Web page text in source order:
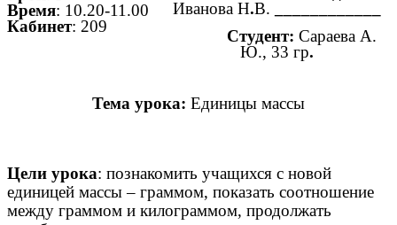
Время: 10.20-11.00
Кабинет: 209
Иванова Н.В.
Студент: Сараева А.
Ю., 33 гр.
Тема урока: Единицы массы
Цели урока: познакомить учащихся с новой
единицей массы – граммом, показать соотношение
между граммом и килограммом, продолжать